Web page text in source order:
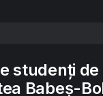
studenți de
Babeș-